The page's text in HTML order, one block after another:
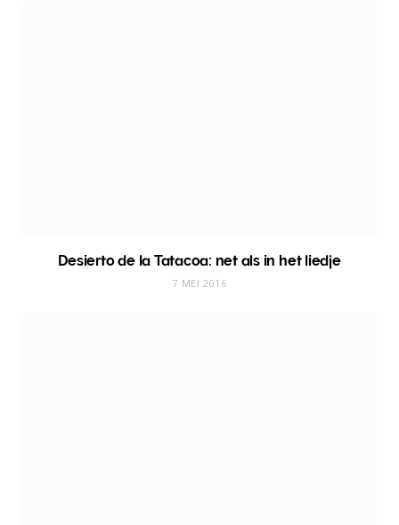
Desierto de la Tatacoa: net als in het liedje
7 MEI 2016